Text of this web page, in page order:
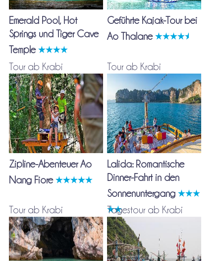
Emerald Pool, Hot
Springs und Tiger Cave
Temple
Geführte Kajak-Tour bei
Ao Thalane
Tour ab Krabi
Zipline-Abenteuer Ao
Nang Fiore
Tour ab Krabi
Lalida: Romantische
Dinner-Fahrt in den
Sonnenuntergang
Tour ab Krabi
Tagestour ab Krabi